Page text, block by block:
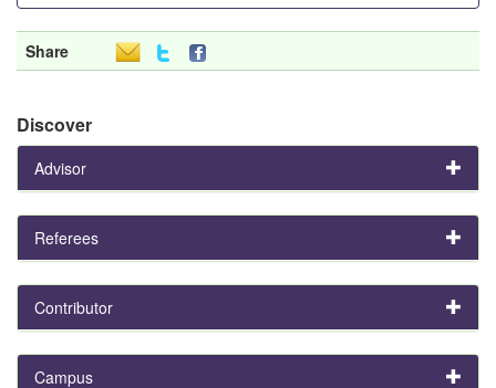
Share
Discover
Advisor
Referees
Contributor
Campus